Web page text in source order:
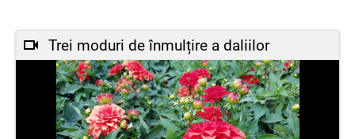
Trei moduri de înmulțire a daliilor